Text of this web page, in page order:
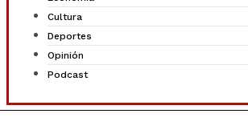
Cultura
Deportes
Opinión
Podcast